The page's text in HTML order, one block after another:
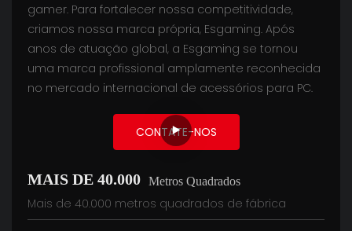
gamer. Para fortalecer nossa competitividade,
criamos nossa marca própria, Esgaming. Após
anos de atuação global, a Esgaming se tornou
uma marca profissional amplamente reconhecida
no mercado internacional de acessórios para PC.
CONTATE-NOS
MAIS DE 40.000 Metros Quadrados
Mais de 40.000 metros quadrados de fábrica